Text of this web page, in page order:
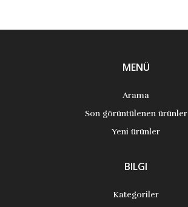
MENÜ
Arama
Son görüntülenen ürünler
Yeni ürünler
BILGI
Kategoriler